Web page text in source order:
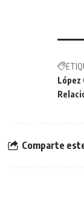
López
Comparte